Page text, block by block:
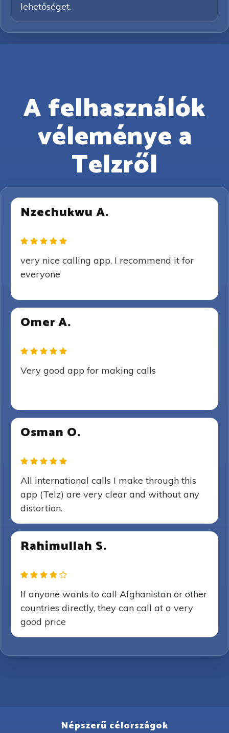
lehetőséget.
A felhasználók
véleménye a
Telzről
Nzechukwu A.
very nice calling app, I recommend it for
everyone
Omer A.
Very good app for making calls
Osman O.
All international calls I make through this
app (Telz) are very clear and without any
distortion.
Rahimullah S.
If anyone wants to call Afghanistan or other
countries directly, they can call at a very
good price
Népszerű célországok